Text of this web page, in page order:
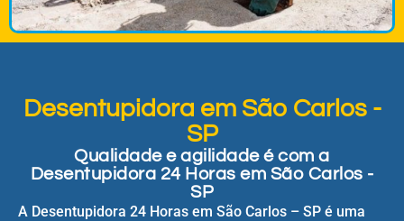
Desentupidora em São Carlos -
SP
Qualidade e agilidade é com a
Desentupidora 24 Horas em São Carlos -
SP
A Desentupidora 24 Horas em São Carlos – SP é uma